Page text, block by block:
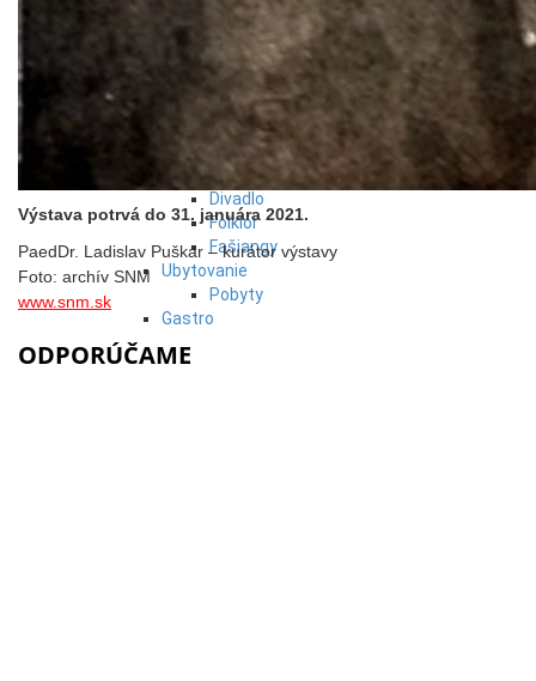
Výlet
Turistika
Cyklistika
Hrady
Podujatia
Výstava
Galéria
Divadlo
Folklór
Fašiangy
Ubytovanie
Pobyty
Gastro
Výstava potrvá do 31. januára 2021.
PaedDr. Ladislav Puškár – kurátor výstavy
Foto: archív SNM
www.snm.sk
ODPORÚČAME